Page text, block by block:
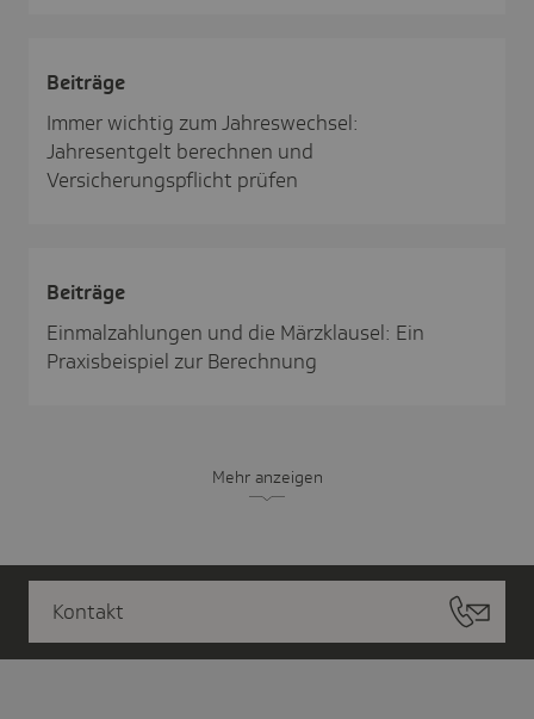
Beiträge
Immer wichtig zum Jahreswechsel:
Jahresentgelt berechnen und
Versicherungspflicht prüfen
Beiträge
Einmalzahlungen und die Märzklausel: Ein
Praxisbeispiel zur Berechnung
Mehr anzeigen
Kontakt